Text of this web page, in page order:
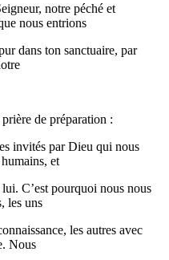
notre péché et
nous entrions
dans ton sanctuaire, par
de préparation :
invités par Dieu qui nous
et
C’est pourquoi nous nous
les uns
les autres avec
Nous